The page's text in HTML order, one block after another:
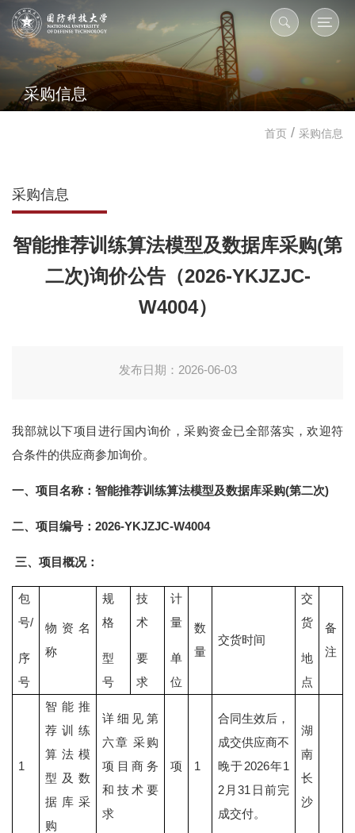
采购信息
首页 / 采购信息
采购信息
智能推荐训练算法模型及数据库采购(第
二次)询价公告（2026-YKJZJC-
W4004）
发布日期：2026-06-03
我部就以下项目进行国内询价，采购资金已全部落实，欢迎符
合条件的供应商参加询价。
一、项目名称：智能推荐训练算法模型及数据库采购(第二次)
二、项目编号：2026-YKJZJC-W4004
三、项目概况：
包
号/
序
号
物资名
称
规
格
型
号
技
术
要
求
计
量
单
位
数
量
交货时间
交
货
地
点
备
注
1
智能推
荐训练
算法模
型及数
据库采
购
详细见第
六章 采购
项目商务
和技术要
求
项 1
合同生效后，
成交供应商不
晚于2026年1
2月31日前完
成交付。
湖
南
长
沙